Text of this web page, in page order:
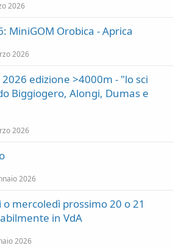
2026
MiniGOM Orobica - Aprica
2026
edizione >4000m - "lo sci
Biggiogero, Alongi, Dumas e
2026
2026
mercoledì prossimo 20 o 21
in VdA
2026